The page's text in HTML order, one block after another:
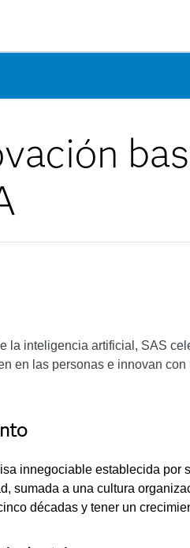
la inteligencia artificial, SAS
en las personas e innovan
innegociable establecida por
sumada a una cultura
décadas y tener un